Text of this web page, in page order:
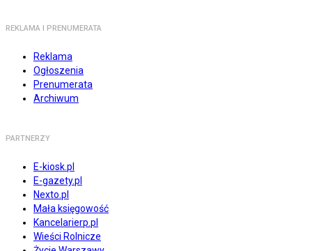
REKLAMA I PRENUMERATA
Reklama
Ogłoszenia
Prenumerata
Archiwum
PARTNERZY
E-kiosk.pl
E-gazety.pl
Nexto.pl
Mała księgowość
Kancelarierp.pl
Wieści Rolnicze